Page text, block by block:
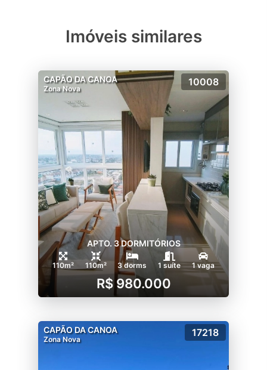
Imóveis similares
CAPÃO DA CANOA
Zona Nova
10008
APTO. 3 DORMITÓRIOS
110m² 110m² 3 dorms 1 suíte 1 vaga
R$ 980.000
CAPÃO DA CANOA
Zona Nova
17218